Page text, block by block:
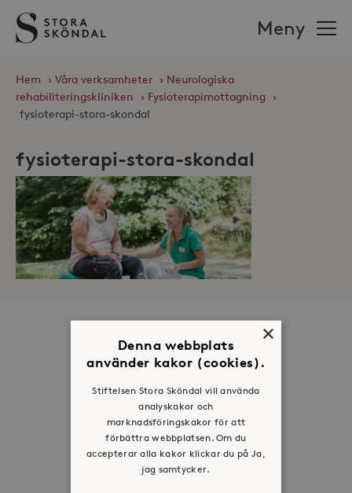
Stora
Sköndal
Meny
Hem › Våra verksamheter › Neurologiska
rehabiliteringskliniken
› Fysioterapimottagning ›
fysioterapi-stora-skondal
fysioterapi-stora-skondal
Organisation
Riktlinje för personuppgifter
Tillgänglighetsredogörelse
Visselblåsartjänst
×
Denna webbplats
använder kakor (cookies).
Stiftelsen Stora Sköndal vill använda
analyskakor och
marknadsföringskakor för att
förbättra webbplatsen. Om du
accepterar alla kakor klickar du på Ja,
jag samtycker.